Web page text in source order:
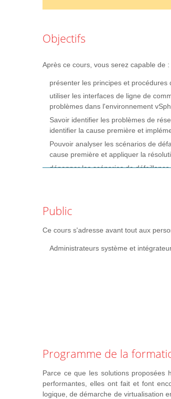
Objectifs
Après ce cours, vous serez capable de :
présenter les principes et procédures
utiliser les interfaces de ligne de
problèmes dans l'environnement
Savoir identifier les problèmes de
identifier la cause première et
Pouvoir analyser les scénarios de
cause première et appliquer la
dépanner les scénarios de
Diagnostiquer les problèmes
défaillance et de sélectionner la
Pouvoir résoudre les problèmes de
problèmes de connexion et les
Public
Ce cours s'adresse avant tout aux
Administrateurs système et
Programme de la
Parce ce que les solutions proposées
performantes, elles ont fait et font
logique, de démarche de virtualisation